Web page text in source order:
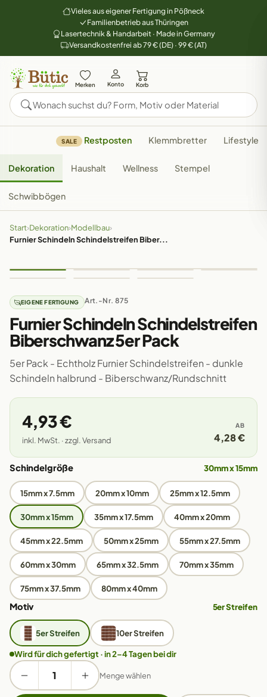
Vieles aus eigener Fertigung in Pößneck
Familienbetrieb aus Thüringen
Lasertechnik & Handarbeit · Made in Germany
Versandkostenfrei ab 79 € (DE) · 99 € (AT)
Merken Konto Korb
SALE Restposten Klemmbretter Lifestyle
Dekoration Haushalt Wellness Stempel
Schwibbögen
Start›Dekoration›Modellbau›
Furnier Schindeln Schindelstreifen Biber...
EIGENE FERTIGUNG Art.-Nr. 875
Furnier Schindeln Schindelstreifen
Biberschwanz 5er Pack
5er Pack - Echtholz Furnier Schindelstreifen - dunkle
Schindeln halbrund - Biberschwanz/Rundschnitt
4,93 €
inkl. MwSt. · zzgl. Versand
AB
4,28 €
Schindelgröße 30mm x 15mm
15mm x 7.5mm 20mm x 10mm 25mm x 12.5mm
30mm x 15mm 35mm x 17.5mm 40mm x 20mm
45mm x 22.5mm 50mm x 25mm 55mm x 27.5mm
60mm x 30mm 65mm x 32.5mm 70mm x 35mm
75mm x 37.5mm 80mm x 40mm
Motiv 5er Streifen
5er Streifen 10er Streifen
Wird für dich gefertigt · in 2–4 Tagen bei dir
Menge wählen